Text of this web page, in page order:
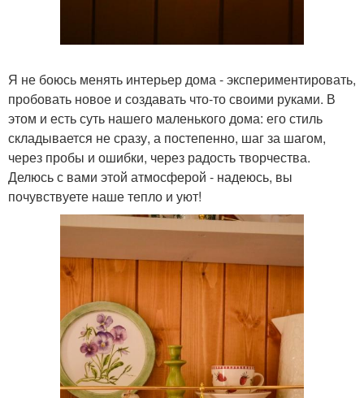
Я не боюсь менять интерьер дома - экспериментировать,
пробовать новое и создавать что-то своими руками. В
этом и есть суть нашего маленького дома: его стиль
складывается не сразу, а постепенно, шаг за шагом,
через пробы и ошибки, через радость творчества.
Делюсь с вами этой атмосферой - надеюсь, вы
почувствуете наше тепло и уют!